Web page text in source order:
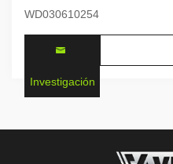
WD030610254
Investigación